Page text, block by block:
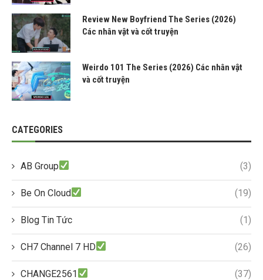
Review New Boyfriend The Series (2026)
Các nhân vật và cốt truyện
Weirdo 101 The Series (2026) Các nhân vật
và cốt truyện
CATEGORIES
AB Group (3)
Be On Cloud (19)
Blog Tin Tức (1)
CH7 Channel 7 HD (26)
CHANGE2561 (37)